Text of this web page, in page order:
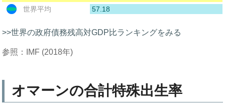
世界平均
57.18
>>世界の政府債務残高対GDP比ランキングをみる
参照：IMF (2018年)
オマーンの合計特殊出生率